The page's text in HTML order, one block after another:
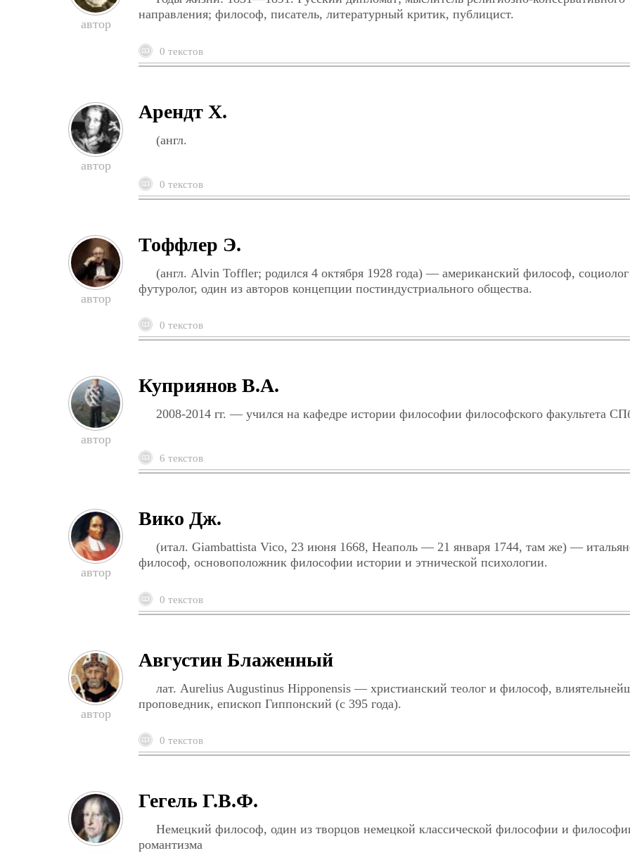
направления; философ, писатель, литературный критик, публицист.
0 текстов
Арендт Х.
(англ.
0 текстов
Тоффлер Э.
(англ. Alvin Toffler; родился 4 октября 1928 года) — американский философ,
футуролог, один из авторов концепции постиндустриального общества.
0 текстов
Куприянов В.А.
2008-2014 гг. — учился на кафедре истории философии философского факультета
6 текстов
Вико Дж.
(итал. Giambattista Vico, 23 июня 1668, Неаполь — 21 января 1744, там же) —
философ, основоположник философии истории и этнической психологии.
0 текстов
Августин Блаженный
лат. Aurelius Augustinus Hipponensis — христианский теолог и философ,
проповедник, епископ Гиппонский (с 395 года).
0 текстов
Гегель Г.В.Ф.
Немецкий философ, один из творцов немецкой классической философии и
романтизма